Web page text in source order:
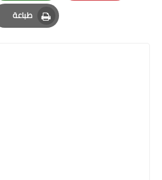
Pinterest
Whatsapp
طباعة
Print